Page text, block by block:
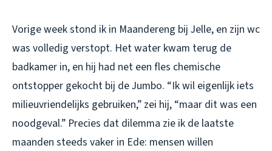
Vorige week stond ik in Maandereng bij Jelle, en zijn wc
was volledig verstopt. Het water kwam terug de
badkamer in, en hij had net een fles chemische
ontstopper gekocht bij de Jumbo. “Ik wil eigenlijk iets
milieuvriendelijks gebruiken,” zei hij, “maar dit was een
noodgeval.” Precies dat dilemma zie ik de laatste
maanden steeds vaker in Ede: mensen willen